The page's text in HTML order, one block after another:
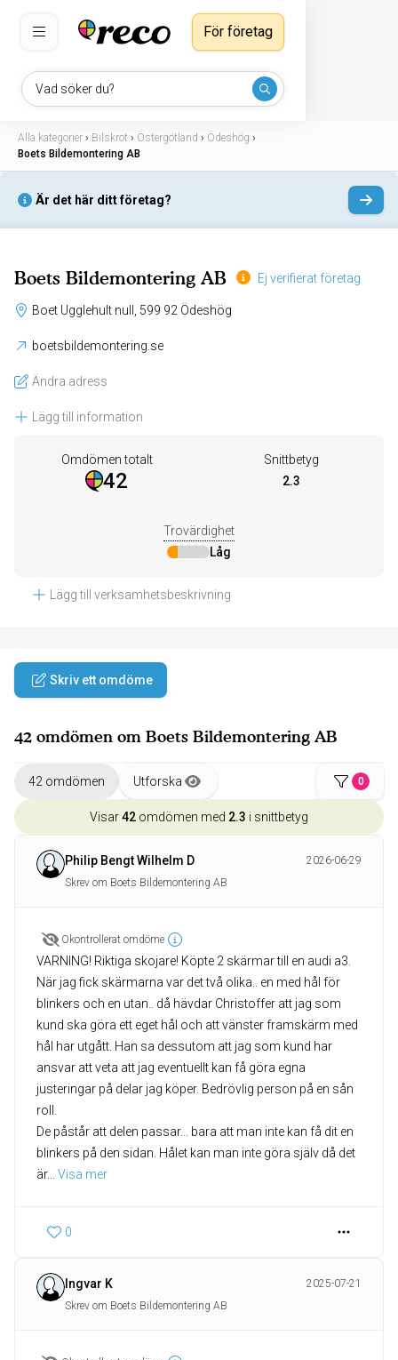
Vad söker du?
För företag
Alla kategorier › Bilskrot › Östergötland › Ödeshög ›
Boets Bildemontering AB
Är det här ditt företag?
Boets Bildemontering AB Ej verifierat företag
Boet Ugglehult null, 599 92 Ödeshög
boetsbildemontering.se
Ändra adress
Lägg till information
Omdömen totalt
42
Snittbetyg
2.3
Trovärdighet
Låg
Lägg till verksamhetsbeskrivning
Skriv ett omdöme
42 omdömen om Boets Bildemontering AB
42 omdömen Utforska 0
Visar42 omdömen med 2.3 i snittbetyg
Philip Bengt Wilhelm D
2026-06-29
Skrev om Boets Bildemontering AB
Okontrollerat omdöme
VARNING! Riktiga skojare! Köpte 2 skärmar till en audi a3.
När jag fick skärmarna var det två olika.. en med hål för
blinkers och en utan.. då hävdar Christoffer att jag som
kund ska göra ett eget hål och att vänster framskärm med
hål har utgått. Han sa dessutom att jag som kund har
ansvar att veta att jag eventuellt kan få göra egna
justeringar på delar jag köper. Bedrövlig person på en sån
roll.
De påstår att delen passar... bara att man inte kan få dit en
blinkers på den sidan. Hålet kan man inte göra själv då det
är... Visa mer
0
Ingvar K
2025-07-21
Skrev om Boets Bildemontering AB